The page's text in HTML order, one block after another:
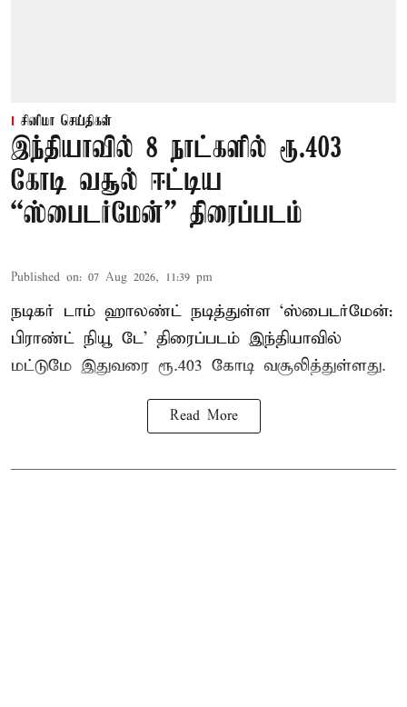
சினிமா செய்திகள்
இந்தியாவில் 8 நாட்களில் ரூ.403
கோடி வசூல் ஈட்டிய
“ஸ்பைடர்மேன்” திரைப்படம்
Published on: 07 Aug 2026, 11:39 pm
நடிகர் டாம் ஹாலண்ட் நடித்துள்ள ‘ஸ்பைடர்மேன்:
பிராண்ட் நியூ டே’ திரைப்படம் இந்தியாவில்
மட்டுமே இதுவரை ரூ.403 கோடி வசூலித்துள்ளது.
Read More